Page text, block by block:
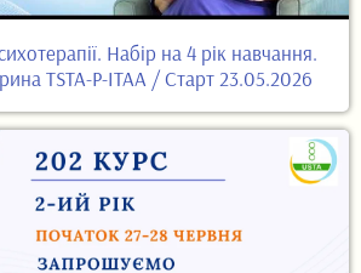
Набір на 4 рік навчання.
TSTA-P-ITAA / Старт 23.05.2026